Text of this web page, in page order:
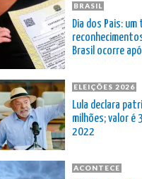
BRASIL
Dia dos Pais:
Brasil ocorre
ELEIÇÕES 2026
Lula declara
milhões; valor é
2022
ACONTECE